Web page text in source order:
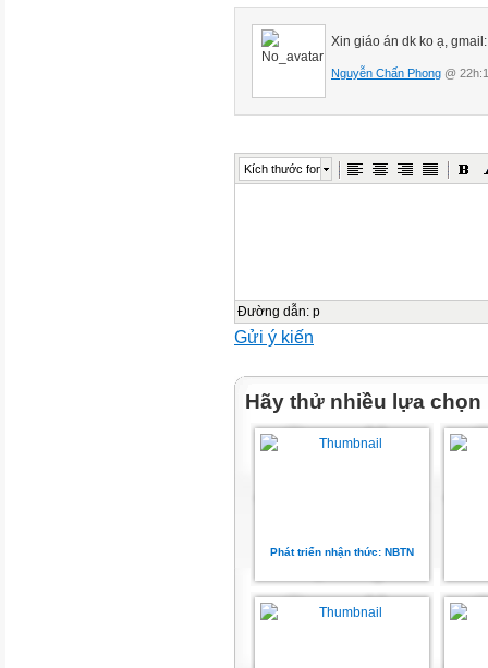
*a
*§
*i
*t
*¨
*¨
*§
*i
*n
*o
Xin giáo án dk ko ạ,
Nguyễn Chấn Phong @
Kích thước font
Đường dẫn: p
Gửi ý kiến
Hãy thử nhiều lựa chọn
Phát triển nhận thức: NBTN